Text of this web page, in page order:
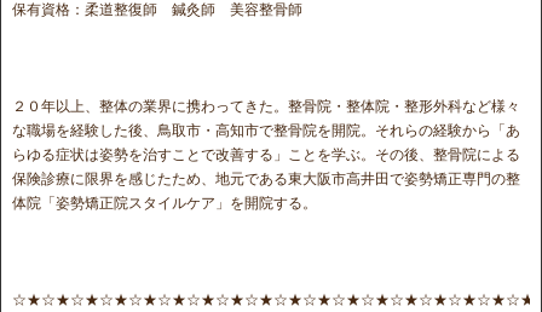
保有資格：柔道整復師 鍼灸師 美容整骨師
２０年以上、整体の業界に携わってきた。整骨院・整体院・整形外科など様々
な職場を経験した後、鳥取市・高知市で整骨院を開院。それらの経験から「あ
らゆる症状は姿勢を治すことで改善する」ことを学ぶ。その後、整骨院による
保険診療に限界を感じたため、地元である東大阪市高井田で姿勢矯正専門の整
体院「姿勢矯正院スタイルケア」を開院する。